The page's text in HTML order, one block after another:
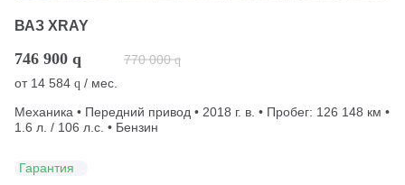
ВАЗ XRAY
746 900 q 770 000 q
от 14 584 q / мес.
Механика • Передний привод • 2018 г. в. • Пробег: 126 148 км •
1.6 л. / 106 л.с. • Бензин
Гарантия